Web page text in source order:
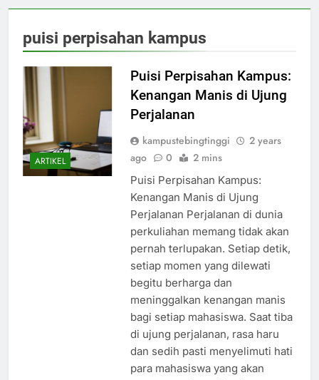
puisi perpisahan kampus
ARTIKEL
Puisi Perpisahan Kampus:
Kenangan Manis di Ujung
Perjalanan
kampustebingtinggi
2 years
ago
0 2 mins
Puisi Perpisahan Kampus:
Kenangan Manis di Ujung
Perjalanan Perjalanan di dunia
perkuliahan memang tidak akan
pernah terlupakan. Setiap detik,
setiap momen yang dilewati
begitu berharga dan
meninggalkan kenangan manis
bagi setiap mahasiswa. Saat tiba
di ujung perjalanan, rasa haru
dan sedih pasti menyelimuti hati
para mahasiswa yang akan